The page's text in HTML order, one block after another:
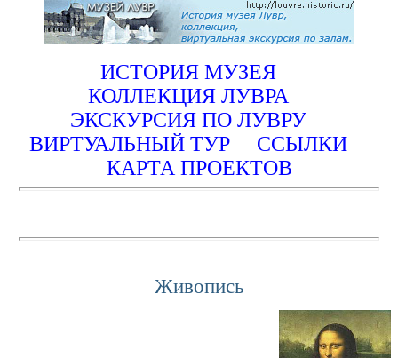
ИСТОРИЯ МУЗЕЯ
КОЛЛЕКЦИЯ ЛУВРА
ЭКСКУРСИЯ ПО ЛУВРУ
ВИРТУАЛЬНЫЙ ТУР
ССЫЛКИ
КАРТА ПРОЕКТОВ
Живопись